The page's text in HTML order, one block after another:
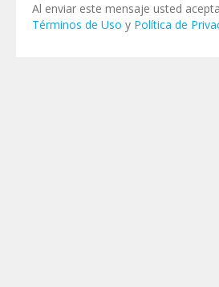
Al enviar este mensaje usted
Términos de Uso y Política de